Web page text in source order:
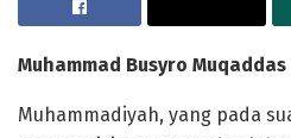
Muhammad Busyro Muqaddas
Muhammadiyah, yang pada